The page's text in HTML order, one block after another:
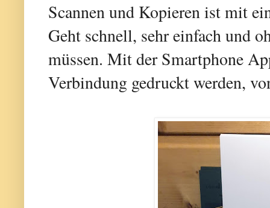
Scannen und Kopieren ist mit
Geht schnell, sehr einfach und
müssen. Mit der Smartphone
Verbindung gedruckt werden,